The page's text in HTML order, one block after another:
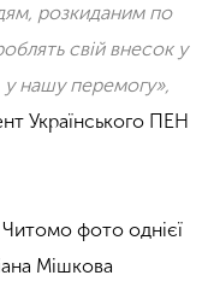
розкиданим по
свій внесок у
у нашу перемогу»,
Українського ПЕН
фото однієї
Мішкова